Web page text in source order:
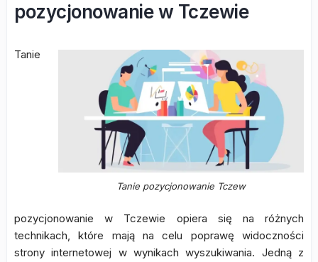
pozycjonowanie w Tczewie
Tanie pozycjonowanie Tczew
Tanie
pozycjonowanie w Tczewie opiera się na różnych
technikach, które mają na celu poprawę widoczności
strony internetowej w wynikach wyszukiwania. Jedną z